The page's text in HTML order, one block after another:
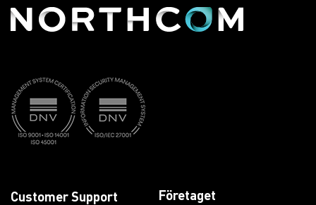
Customer Support Företaget